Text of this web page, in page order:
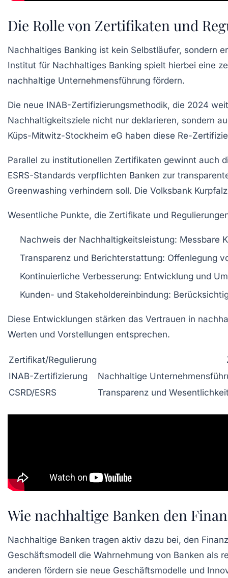
Die Rolle von Zertifikaten und
Nachhaltiges Banking ist kein Selbstläufer, sondern
Institut für Nachhaltiges Banking spielt hierbei eine
nachhaltige Unternehmensführung fördern.
Die neue INAB-Zertifizierungsmethodik, die 2024
Nachhaltigkeitsziele nicht nur deklarieren, sondern
Küps-Mitwitz-Stockheim eG haben diese Re-
Parallel zu institutionellen Zertifikaten gewinnt auch
ESRS-Standards verpflichten Banken zur
Greenwashing verhindern soll. Die Volksbank
Wesentliche Punkte, die Zertifikate und
Nachweis der Nachhaltigkeitsleistung: Messbare
Transparenz und Berichterstattung: Offenlegung
Kontinuierliche Verbesserung: Entwicklung und
Kunden- und Stakeholdereinbindung:
Diese Entwicklungen stärken das Vertrauen in
Werten und Vorstellungen entsprechen.
Zertifikat/Regulierung
INAB-Zertifizierung
Nachhaltige
CSRD/ESRS
Transparenz und
Wie nachhaltige Banken den
Nachhaltige Banken tragen aktiv dazu bei, den
Geschäftsmodell die Wahrnehmung von Banken als
anderen fördern sie neue Geschäftsmodelle und